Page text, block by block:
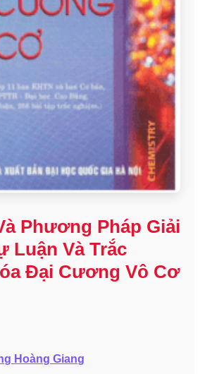
Phương Pháp Giải
Luận Và Trắc
Đại Cương Vô Cơ
Hoàng Giang